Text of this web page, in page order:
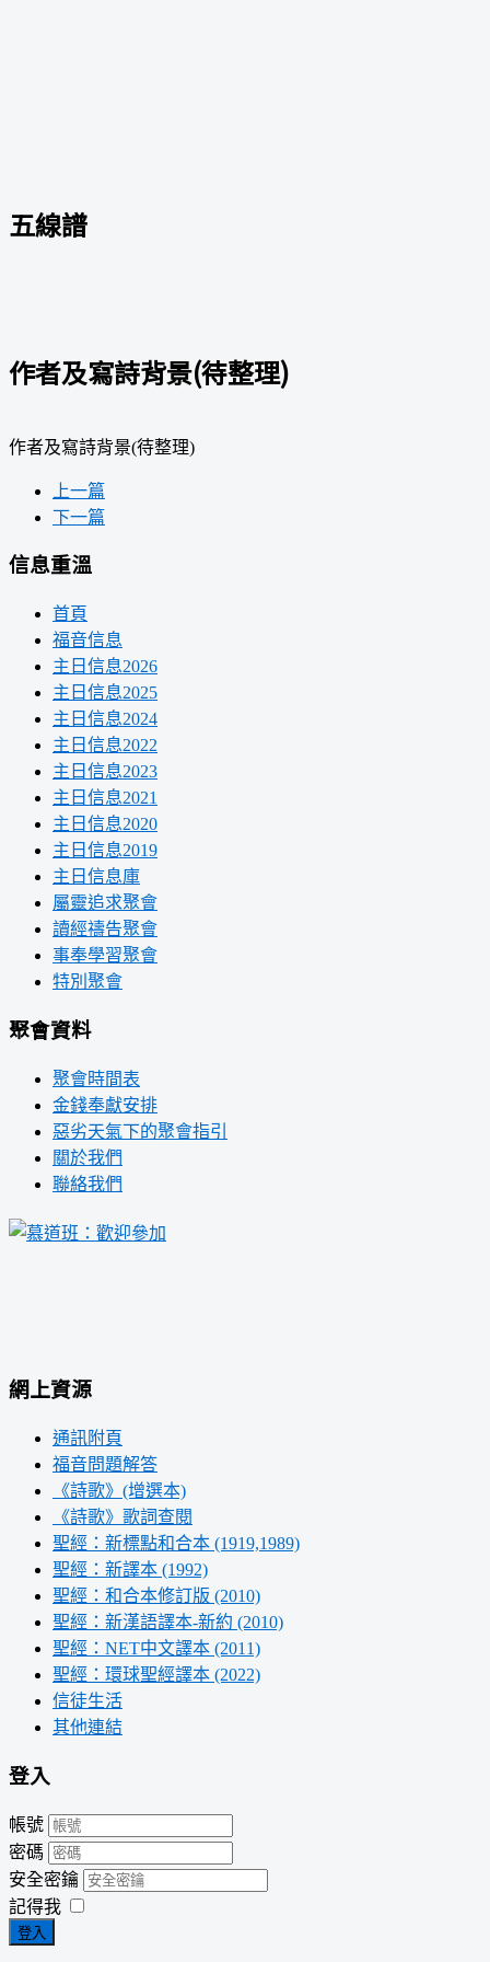
五線譜
作者及寫詩背景(待整理)
作者及寫詩背景(待整理)
上一篇
下一篇
信息重溫
首頁
福音信息
主日信息2026
主日信息2025
主日信息2024
主日信息2022
主日信息2023
主日信息2021
主日信息2020
主日信息2019
主日信息庫
屬靈追求聚會
讀經禱告聚會
事奉學習聚會
特別聚會
聚會資料
聚會時間表
金錢奉獻安排
惡劣天氣下的聚會指引
關於我們
聯絡我們
網上資源
通訊附頁
福音問題解答
《詩歌》(增選本)
《詩歌》歌詞查閱
聖經：新標點和合本 (1919,1989)
聖經：新譯本 (1992)
聖經：和合本修訂版 (2010)
聖經：新漢語譯本-新約 (2010)
聖經：NET中文譯本 (2011)
聖經：環球聖經譯本 (2022)
信徒生活
其他連結
登入
帳號
密碼
安全密鑰
記得我
登入